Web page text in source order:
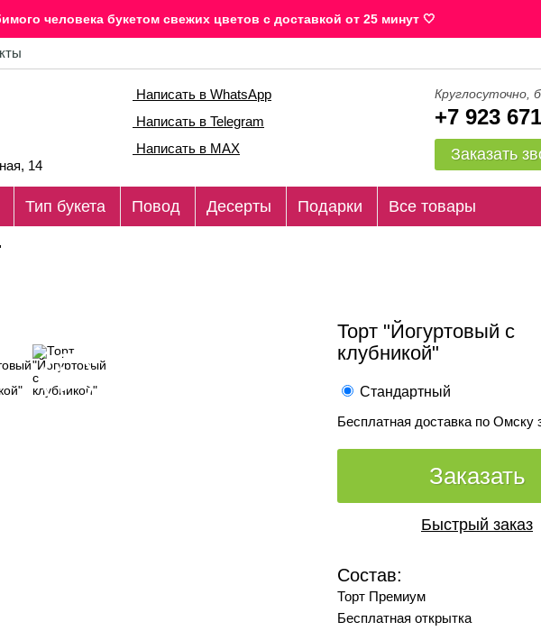
человека букетом свежих цветов c доставкой от 25 минут 🤍
14
Написать в WhatsApp
Написать в Telegram
Написать в MAX
Круглосуточно,
+7 923
Заказать
Тип букета Повод Десерты Подарки Все товары
Торт "Йогуртовый с
клубникой"
Стандартный
Бесплатная доставка по Омску
Заказать
Быстрый заказ
Состав:
Торт Премиум
Бесплатная открытка